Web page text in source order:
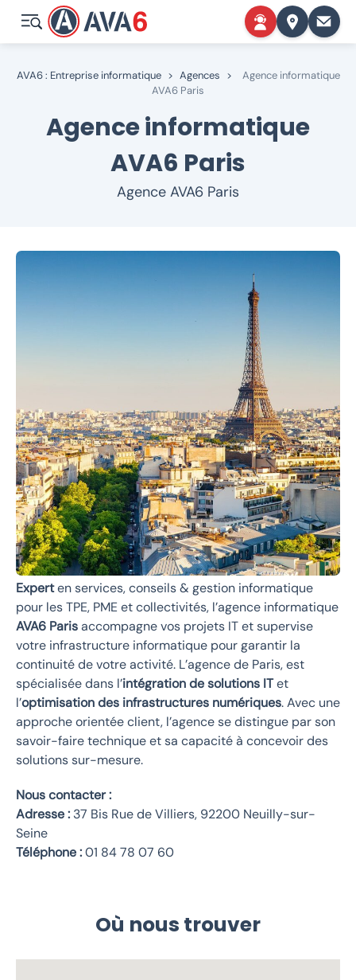
AVA6 : Entreprise informatique > Agences >
Agence informatique
AVA6 Paris
Agence informatique
AVA6 Paris
Agence AVA6 Paris
Experten services, conseils & gestion informatique
pour les TPE, PME et collectivités, l’agence informatique
AVA6 Parisaccompagne vos projets IT et supervise
votre infrastructure informatique pour garantir la
continuité de votre activité. L’agence de Paris, est
spécialisée dans l’intégration de solutions ITet
l’optimisation des infrastructures numériques. Avec une
approche orientée client, l’agence se distingue par son
savoir-faire technique et sa capacité à concevoir des
solutions sur-mesure.
Nous contacter :
Adresse : 37 Bis Rue de Villiers, 92200 Neuilly-sur-
Seine
Téléphone :01 84 78 07 60
Où nous trouver